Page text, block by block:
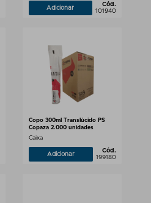
Adicionar
Cód.
101940
Copo 300ml Translúcido PS
Copaza 2.000 unidades
Caixa
Adicionar
Cód.
199180